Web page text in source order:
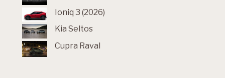
Ioniq 3 (2026)
Kia Seltos
Cupra Raval